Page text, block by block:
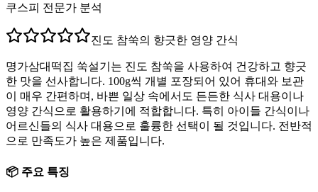
쿠스피 전문가 분석
진도 참쑥의 향긋한 영양 간식
명가삼대떡집 쑥설기는 진도 참쑥을 사용하여 건강하고 향긋
한 맛을 선사합니다. 100g씩 개별 포장되어 있어 휴대와 보관
이 매우 간편하며, 바쁜 일상 속에서도 든든한 식사 대용이나
영양 간식으로 활용하기에 적합합니다. 특히 아이들 간식이나
어르신들의 식사 대용으로 훌륭한 선택이 될 것입니다. 전반적
으로 만족도가 높은 제품입니다.
📦 주요 특징